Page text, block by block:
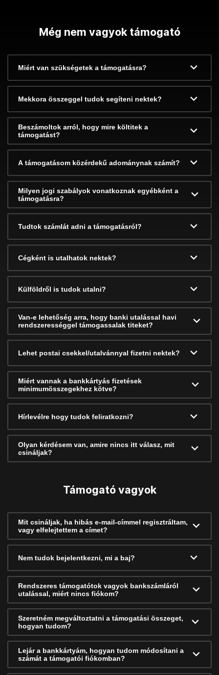
Még nem vagyok támogató
Miért van szükségetek a támogatásra?
Mekkora összeggel tudok segíteni nektek?
Beszámoltok arról, hogy mire költitek a
támogatást?
A támogatásom közérdekű adománynak számít?
Milyen jogi szabályok vonatkoznak egyébként a
támogatásra?
Tudtok számlát adni a támogatásról?
Cégként is utalhatok nektek?
Külföldről is tudok utalni?
Van-e lehetőség arra, hogy banki utalással havi
rendszerességgel támogassalak titeket?
Lehet postai csekkel/utalvánnyal fizetni nektek?
Miért vannak a bankkártyás fizetések
minimumösszegekhez kötve?
Hírlevélre hogy tudok feliratkozni?
Olyan kérdésem van, amire nincs itt válasz, mit
csináljak?
Támogató vagyok
Mit csináljak, ha hibás e-mail-címmel regisztráltam,
vagy elfelejtettem a címet?
Nem tudok bejelentkezni, mi a baj?
Rendszeres támogatótok vagyok bankszámláról
utalással, miért nincs fiókom?
Szeretném megváltoztatni a támogatási összeget,
hogyan tudom?
Lejár a bankkártyám, hogyan tudom módosítani a
számát a támogatói fiókomban?